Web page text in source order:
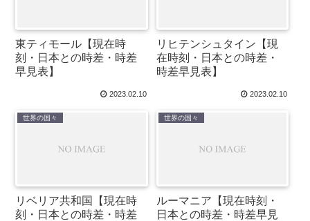
東ティモール【現在時
刻・日本との時差・時差
早見表】
2023.02.10
リヒテンシュタイン【現
在時刻・日本との時差・
時差早見表】
2023.02.10
世界の国々
リベリア共和国【現在時
刻・日本との時差・時差
世界の国々
ルーマニア【現在時刻・
日本との時差・時差早見